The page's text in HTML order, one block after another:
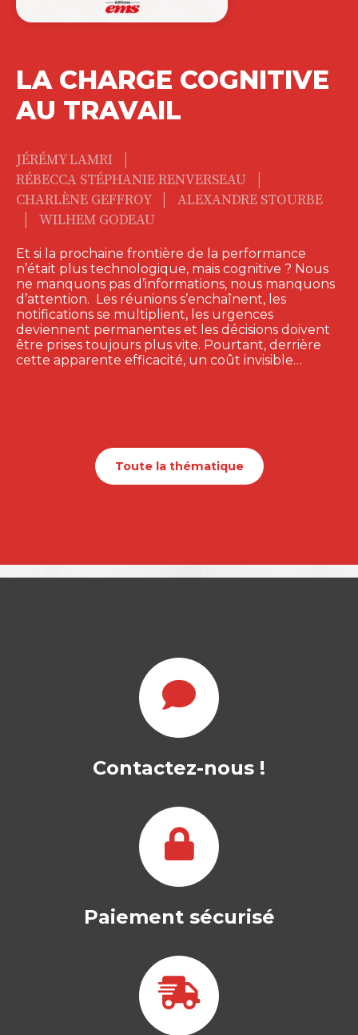
LA CHARGE COGNITIVE
AU TRAVAIL
JÉRÉMY LAMRI
RÉBECCA STÉPHANIE RENVERSEAU
CHARLÈNE GEFFROY ALEXANDRE STOURBE
WILHEM GODEAU
Et si la prochaine frontière de la performance
n’était plus technologique, mais cognitive ? Nous
ne manquons pas d’informations, nous manquons
d’attention. Les réunions s’enchaînent, les
notifications se multiplient, les urgences
deviennent permanentes et les décisions doivent
être prises toujours plus vite. Pourtant, derrière
cette apparente efficacité, un coût invisible…
Toute la thématique
Contactez-nous !
Paiement sécurisé